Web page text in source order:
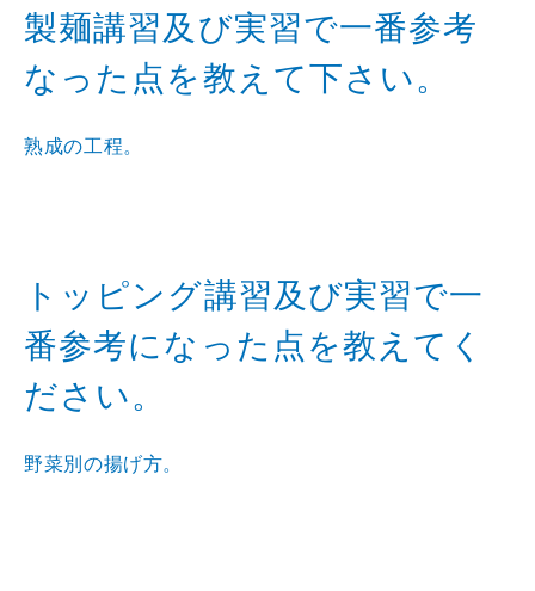
製麺講習及び実習で一番参考
なった点を教えて下さい。
熟成の工程。
トッピング講習及び実習で一
番参考になった点を教えてく
ださい。
野菜別の揚げ方。